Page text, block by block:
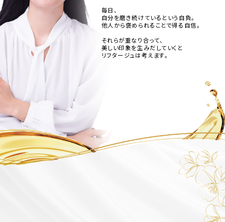
毎日、
自分を磨き続けているという自負。
他人から褒められることで得る自信。
それらが重なり合って、
美しい印象を生みだしていくと
リフタージュは考えます。